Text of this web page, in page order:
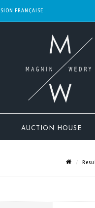
AUCTION HOUSE